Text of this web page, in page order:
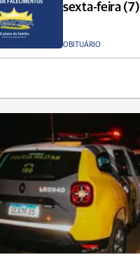
sexta-feira (7)
OBITUÁRIO